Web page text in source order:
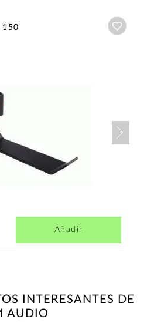
150
Añadir
INTERESANTES DE
AUDIO